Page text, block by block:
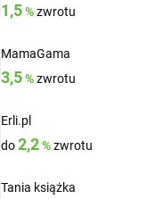
1,5%zwrotu
MamaGama
3,5%zwrotu
Erli.pl
do2,2%zwrotu
Tania książka